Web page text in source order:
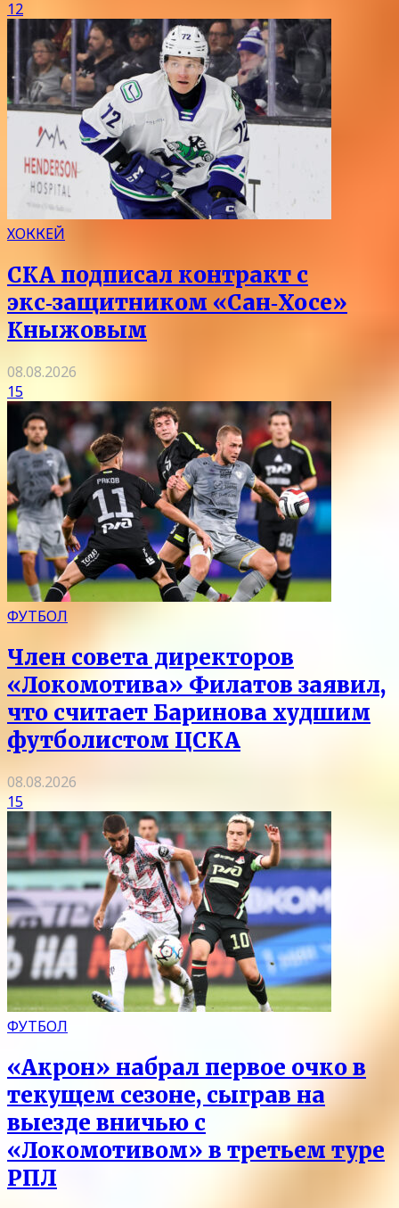
12
ХОККЕЙ
СКА подписал контракт с
экс‑защитником «Сан‑Хосе»
Кныжовым
08.08.2026
15
ФУТБОЛ
Член совета директоров
«Локомотива» Филатов заявил,
что считает Баринова худшим
футболистом ЦСКА
08.08.2026
15
ФУТБОЛ
«Акрон» набрал первое очко в
текущем сезоне, сыграв на
выезде вничью с
«Локомотивом» в третьем туре
РПЛ